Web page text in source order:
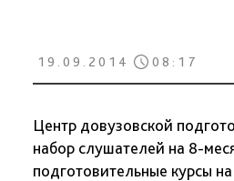
19.09.2014 08:17
Центр довузовской
набор слушателей на 8-
подготовительные курсы